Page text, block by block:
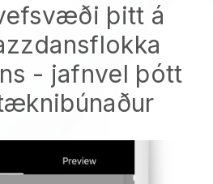
þitt á
- jafnvel þótt